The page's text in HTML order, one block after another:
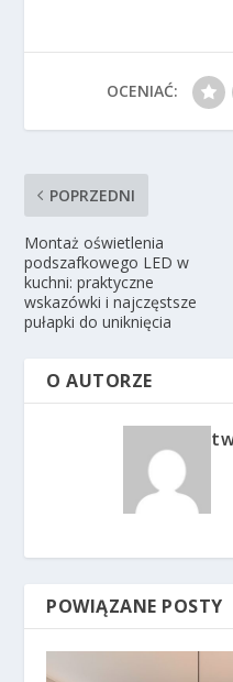
OCENIAĆ:
POPRZEDNI
Montaż oświetlenia
podszafkowego LED w
kuchni: praktyczne
wskazówki i najczęstsze
pułapki do uniknięcia
O AUTORZE
POWIĄZANE POSTY